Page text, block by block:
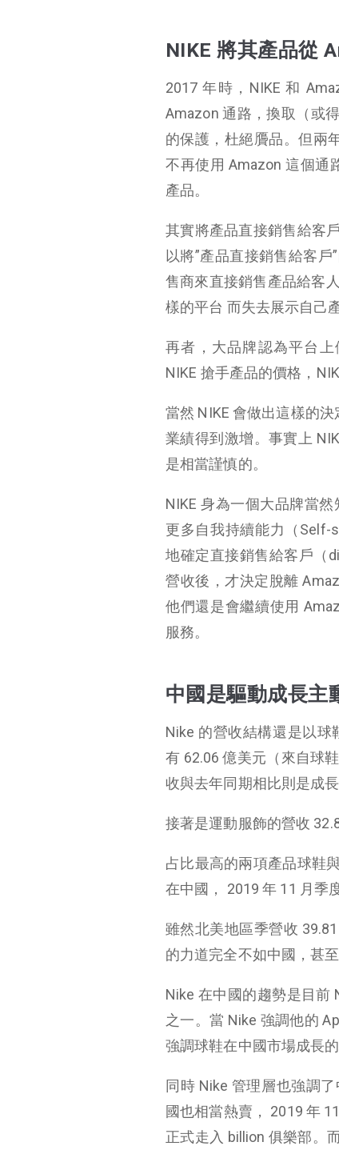
NIKE 將其產品從
2017 年時，NIKE 和
Amazon 通路，換取（或
的保護，杜絕贗品。但兩
不再使用 Amazon 這個
產品。
其實將產品直接銷售給客
以將”產品直接銷售給客
售商來直接銷售產品給客
樣的平台 而失去展示自己
再者，大品牌認為平台
NIKE 搶手產品的價格，
當然 NIKE 會做出這樣的
業績得到激增。事實上
是相當謹慎的。
NIKE 身為一個大品牌當
更多自我持續能力（Self-
地確定直接銷售給客戶（
營收後，才決定脫離
他們還是會繼續使用
服務。
中國是驅動成長主
Nike 的營收結構還是以球
有 62.06 億美元（來自球
收與去年同期相比則是成長
接著是運動服飾的營收
占比最高的兩項產品球鞋
在中國， 2019 年 11 月季
雖然北美地區季營收
的力道完全不如中國，甚
Nike 在中國的趨勢是目前
之一。當 Nike 強調他的
強調球鞋在中國市場成長
同時 Nike 管理層也強調
國也相當熱賣， 2019 年
正式走入 billion 俱樂部。